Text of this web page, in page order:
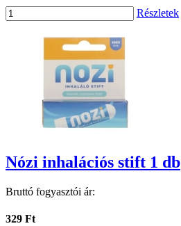
Részletek
Nózi inhalációs stift 1 db
Bruttó fogyasztói ár:
329 Ft